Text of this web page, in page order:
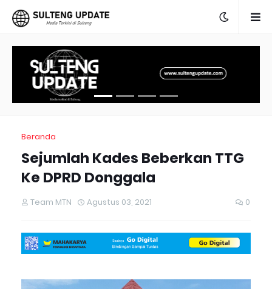
Beranda
Sejumlah Kades Beberkan TTG
Ke DPRD Donggala
Team MTN Agustus 03, 2021 0